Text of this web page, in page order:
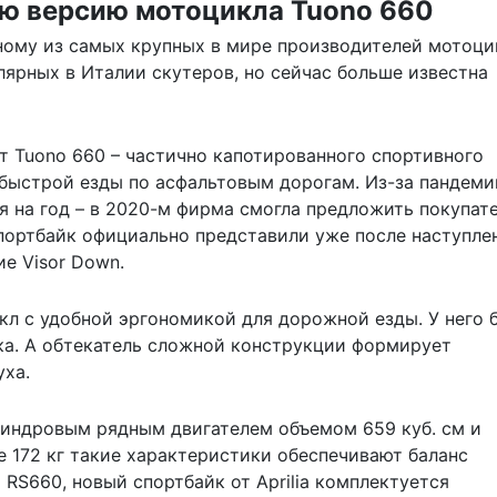
версию мотоцикла Tuono 660
из самых крупных в мире производителей
в Италии скутеров, но сейчас больше известна
660 – частично капотированного спортивного
езды по асфальтовым дорогам. Из-за
на год – в 2020-м фирма смогла предложить
официально представили уже после
Visor Down.
с удобной эргономикой для дорожной езды. У него
А обтекатель сложной конструкции формирует
рядным двигателем объемом 659 куб. см и
кг такие характеристики обеспечивают баланс
новый спортбайк от Aprilia комплектуется